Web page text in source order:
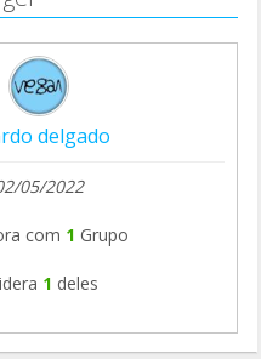
delgado
05/2022
com 1 Grupo
1 deles